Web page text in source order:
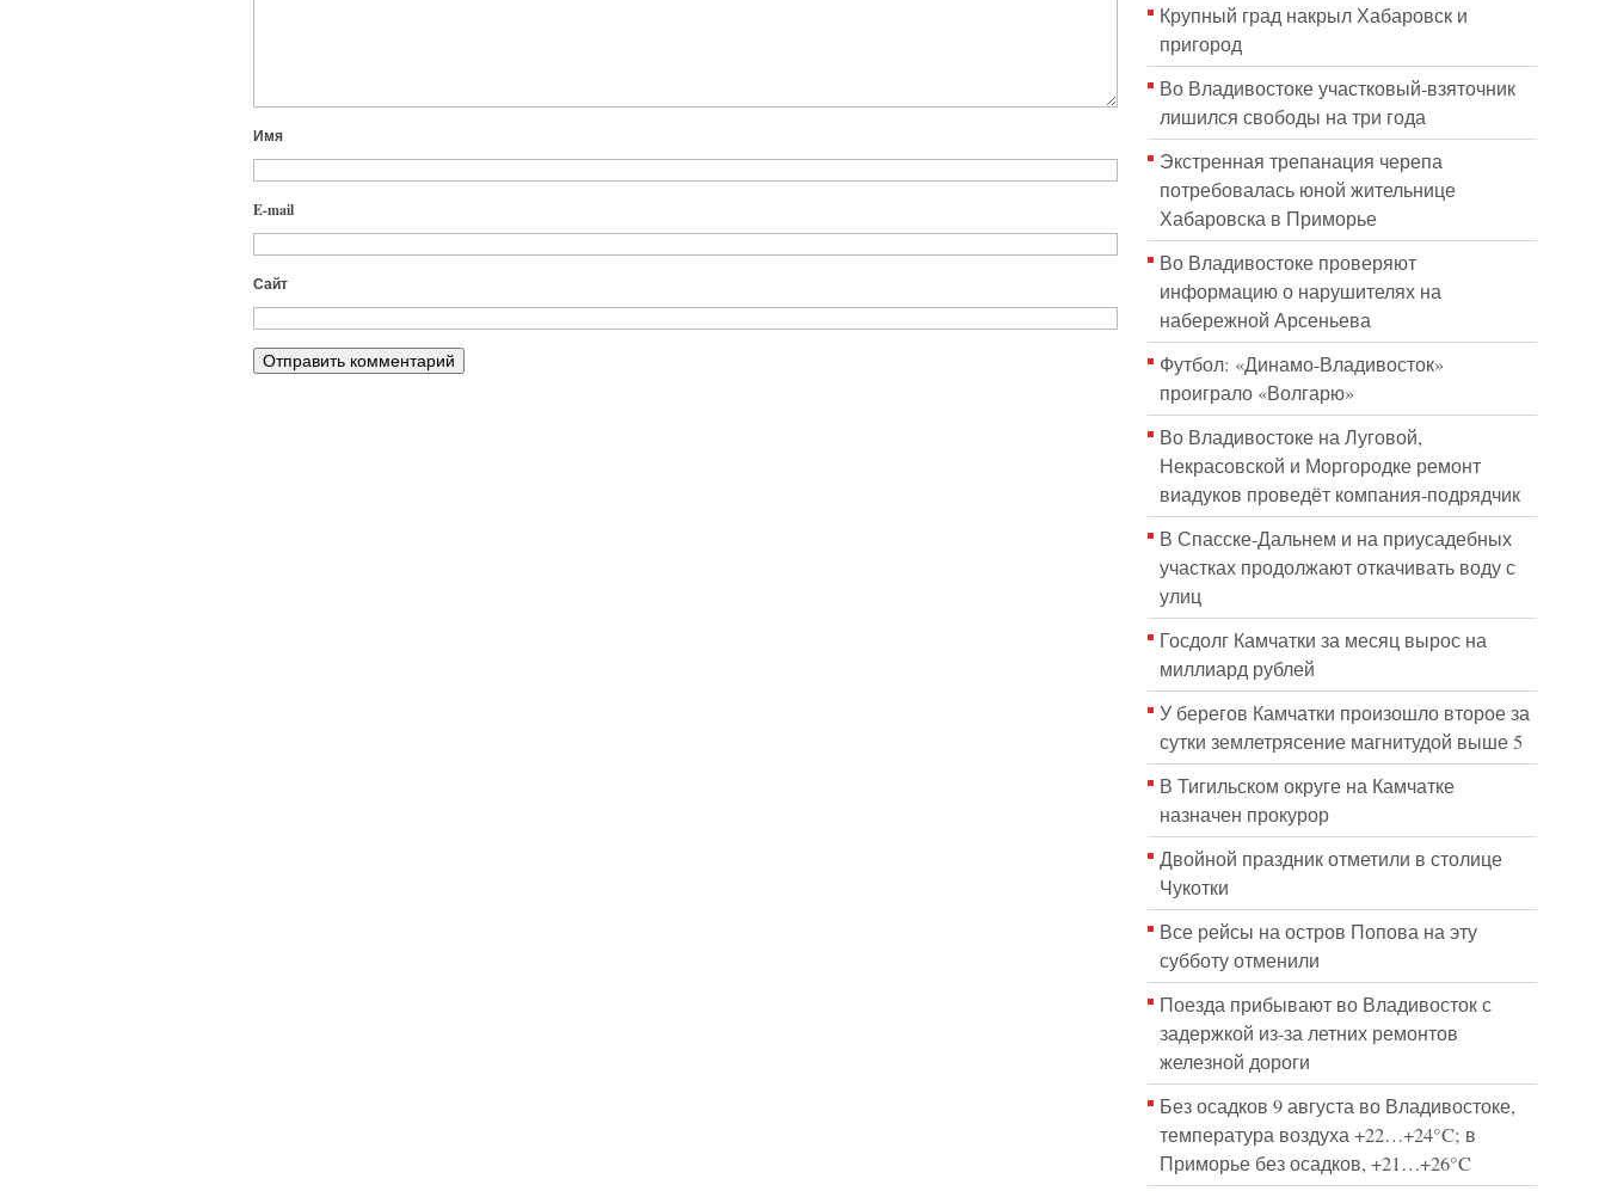
Имя
E-mail
Сайт
Крупный град накрыл Хабаровск и
пригород
Во Владивостоке участковый-взяточник
лишился свободы на три года
Экстренная трепанация черепа
потребовалась юной жительнице
Хабаровска в Приморье
Во Владивостоке проверяют
информацию о нарушителях на
набережной Арсеньева
Футбол: «Динамо-Владивосток»
проиграло «Волгарю»
Во Владивостоке на Луговой,
Некрасовской и Моргородке ремонт
виадуков проведёт компания-подрядчик
В Спасске-Дальнем и на приусадебных
участках продолжают откачивать воду с
улиц
Госдолг Камчатки за месяц вырос на
миллиард рублей
У берегов Камчатки произошло второе за
сутки землетрясение магнитудой выше 5
В Тигильском округе на Камчатке
назначен прокурор
Двойной праздник отметили в столице
Чукотки
Все рейсы на остров Попова на эту
субботу отменили
Поезда прибывают во Владивосток с
задержкой из-за летних ремонтов
железной дороги
Без осадков 9 августа во Владивостоке,
температура воздуха +22…+24°C; в
Приморье без осадков, +21…+26°C